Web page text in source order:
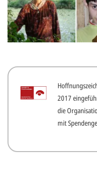
2017
die
mit